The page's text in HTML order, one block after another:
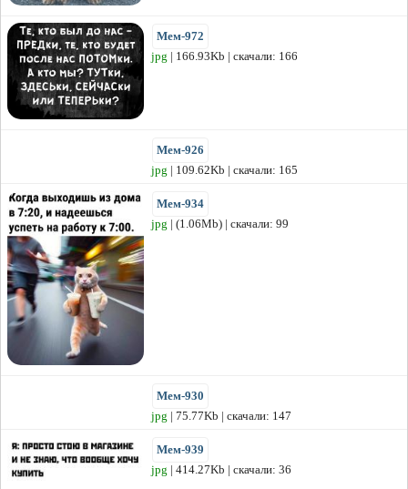
Мем-972
jpg | 166.93Kb | скачали: 166
Мем-926
jpg | 109.62Kb | скачали: 165
Мем-934
jpg | (1.06Mb) | скачали: 99
Мем-930
jpg | 75.77Kb | скачали: 147
Мем-939
jpg | 414.27Kb | скачали: 36